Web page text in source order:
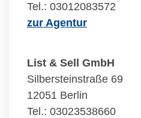
Tel.: 03012083572
zur Agentur
List & Sell GmbH
Silbersteinstraße 69
12051 Berlin
Tel.: 03023538660